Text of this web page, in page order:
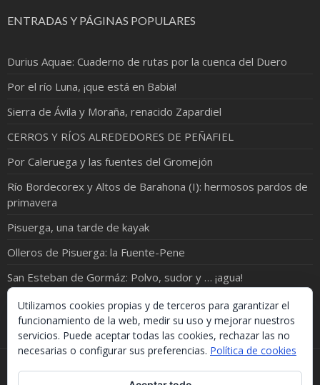
ENTRADAS Y PÁGINAS POPULARES
Durius Aquae: Cuaderno de rutas por la cuenca del Duero
Por el río Luna, ¡que está en Babia!
Sierra de Ávila y Moraña, renacido Zapardiel
CERROS Y RÍOS ALREDEDORES DE PEÑAFIEL
Por Caleruega y las fuentes del Gromejón
Río Bordecorex y Altos de Barahona (I): hermosos pardos de
primavera
Pisuerga, una tarde de kayak
Olleros de Pisuerga: la Fuente-Pene
San Esteban de Gormáz: Polvo, sudor y … ¡agua!
Entre Duratón y Duruelo: un valle de Románico
Si necesitas algo de este blog puedes cogerlo, lo único
Utilizamos cookies propias y de terceros para garantizar el
funcionamiento de la web, medir su uso y mejorar nuestros
servicios. Puede aceptar todas las cookies, rechazar las no
necesarias o configurar sus preferencias. Política de cookies